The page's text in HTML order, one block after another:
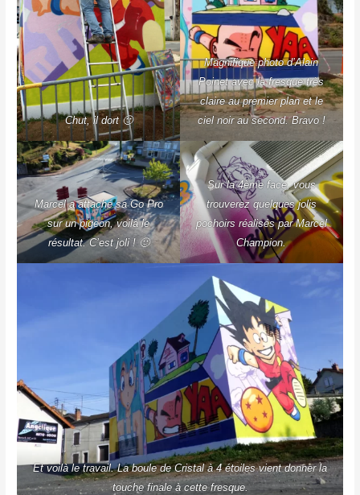
Chut, il dort 🙂
Magnifique photo d’Alain
Poinet avec la fresque très
claire au premier plan et le
ciel noir au second. Bravo !
Marcel a attaché sa Go Pro
sur un pigeon, voilà le
résultat. C’est joli ! 🙂
Sur la 4ème face, vous
trouverez quelques jolis
pochoirs réalisés par Marcel
Champion.
Et voilà le travail. La boule de Cristal à 4 étoiles vient donner la
touche finale à cette fresque.